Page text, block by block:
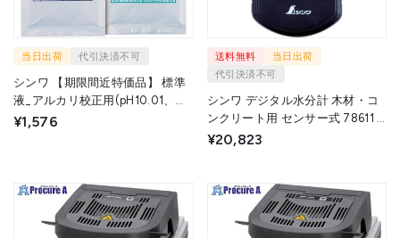
当日出荷 代引決済不可
シンワ 【期限間近特価品】 標準
液_アルカリ校正用(pH10.01、
pH7.01) 3組入
¥1,576
送料無料
当日出荷
代引決済不可
シンワ デジタル水分計 木材・コ
ンクリート用 センサー式 78611 1
個 ▼702-3989
¥20,823